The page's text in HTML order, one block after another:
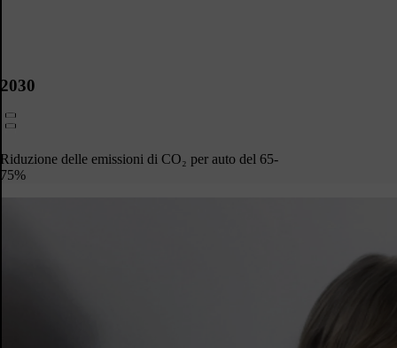
2030
Riduzione delle emissioni di CO₂ per auto del 65-
75%